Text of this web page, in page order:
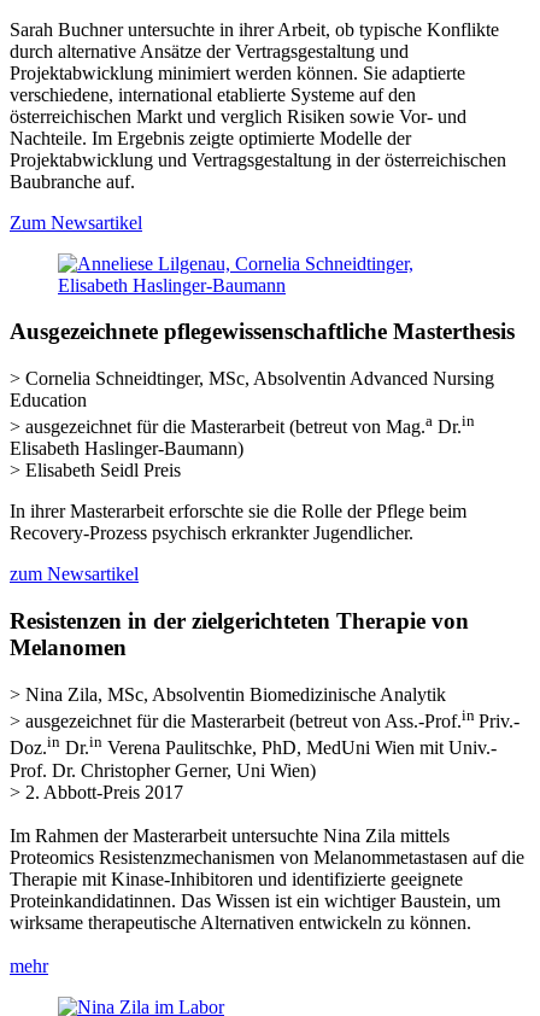
Sarah Buchner untersuchte in ihrer Arbeit, ob typische Konflikte
durch alternative Ansätze der Vertragsgestaltung und
Projektabwicklung minimiert werden können. Sie adaptierte
verschiedene, international etablierte Systeme auf den
österreichischen Markt und verglich Risiken sowie Vor- und
Nachteile. Im Ergebnis zeigte optimierte Modelle der
Projektabwicklung und Vertragsgestaltung in der österreichischen
Baubranche auf.
Zum Newsartikel
Ausgezeichnete pflegewissenschaftliche Masterthesis
> Cornelia Schneidtinger, MSc, Absolventin Advanced Nursing
Education
> ausgezeichnet für die Masterarbeit (betreut von Mag.a Dr.in
Elisabeth Haslinger-Baumann)
> Elisabeth Seidl Preis
In ihrer Masterarbeit erforschte sie die Rolle der Pflege beim
Recovery-Prozess psychisch erkrankter Jugendlicher.
zum Newsartikel
Resistenzen in der zielgerichteten Therapie von
Melanomen
> Nina Zila, MSc, Absolventin Biomedizinische Analytik
> ausgezeichnet für die Masterarbeit (betreut von Ass.-Prof.in Priv.-
Doz.in Dr.in Verena Paulitschke, PhD, MedUni Wien mit Univ.-
Prof. Dr. Christopher Gerner, Uni Wien)
> 2. Abbott-Preis 2017
Im Rahmen der Masterarbeit untersuchte Nina Zila mittels
Proteomics Resistenzmechanismen von Melanommetastasen auf die
Therapie mit Kinase-Inhibitoren und identifizierte geeignete
Proteinkandidatinnen. Das Wissen ist ein wichtiger Baustein, um
wirksame therapeutische Alternativen entwickeln zu können.
mehr